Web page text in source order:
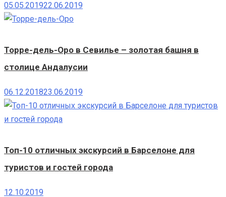
05.05.201922.06.2019
Торре-дель-Оро в Севилье – золотая башня в
столице Андалусии
06.12.201823.06.2019
Топ-10 отличных экскурсий в Барселоне для
туристов и гостей города
12.10.2019